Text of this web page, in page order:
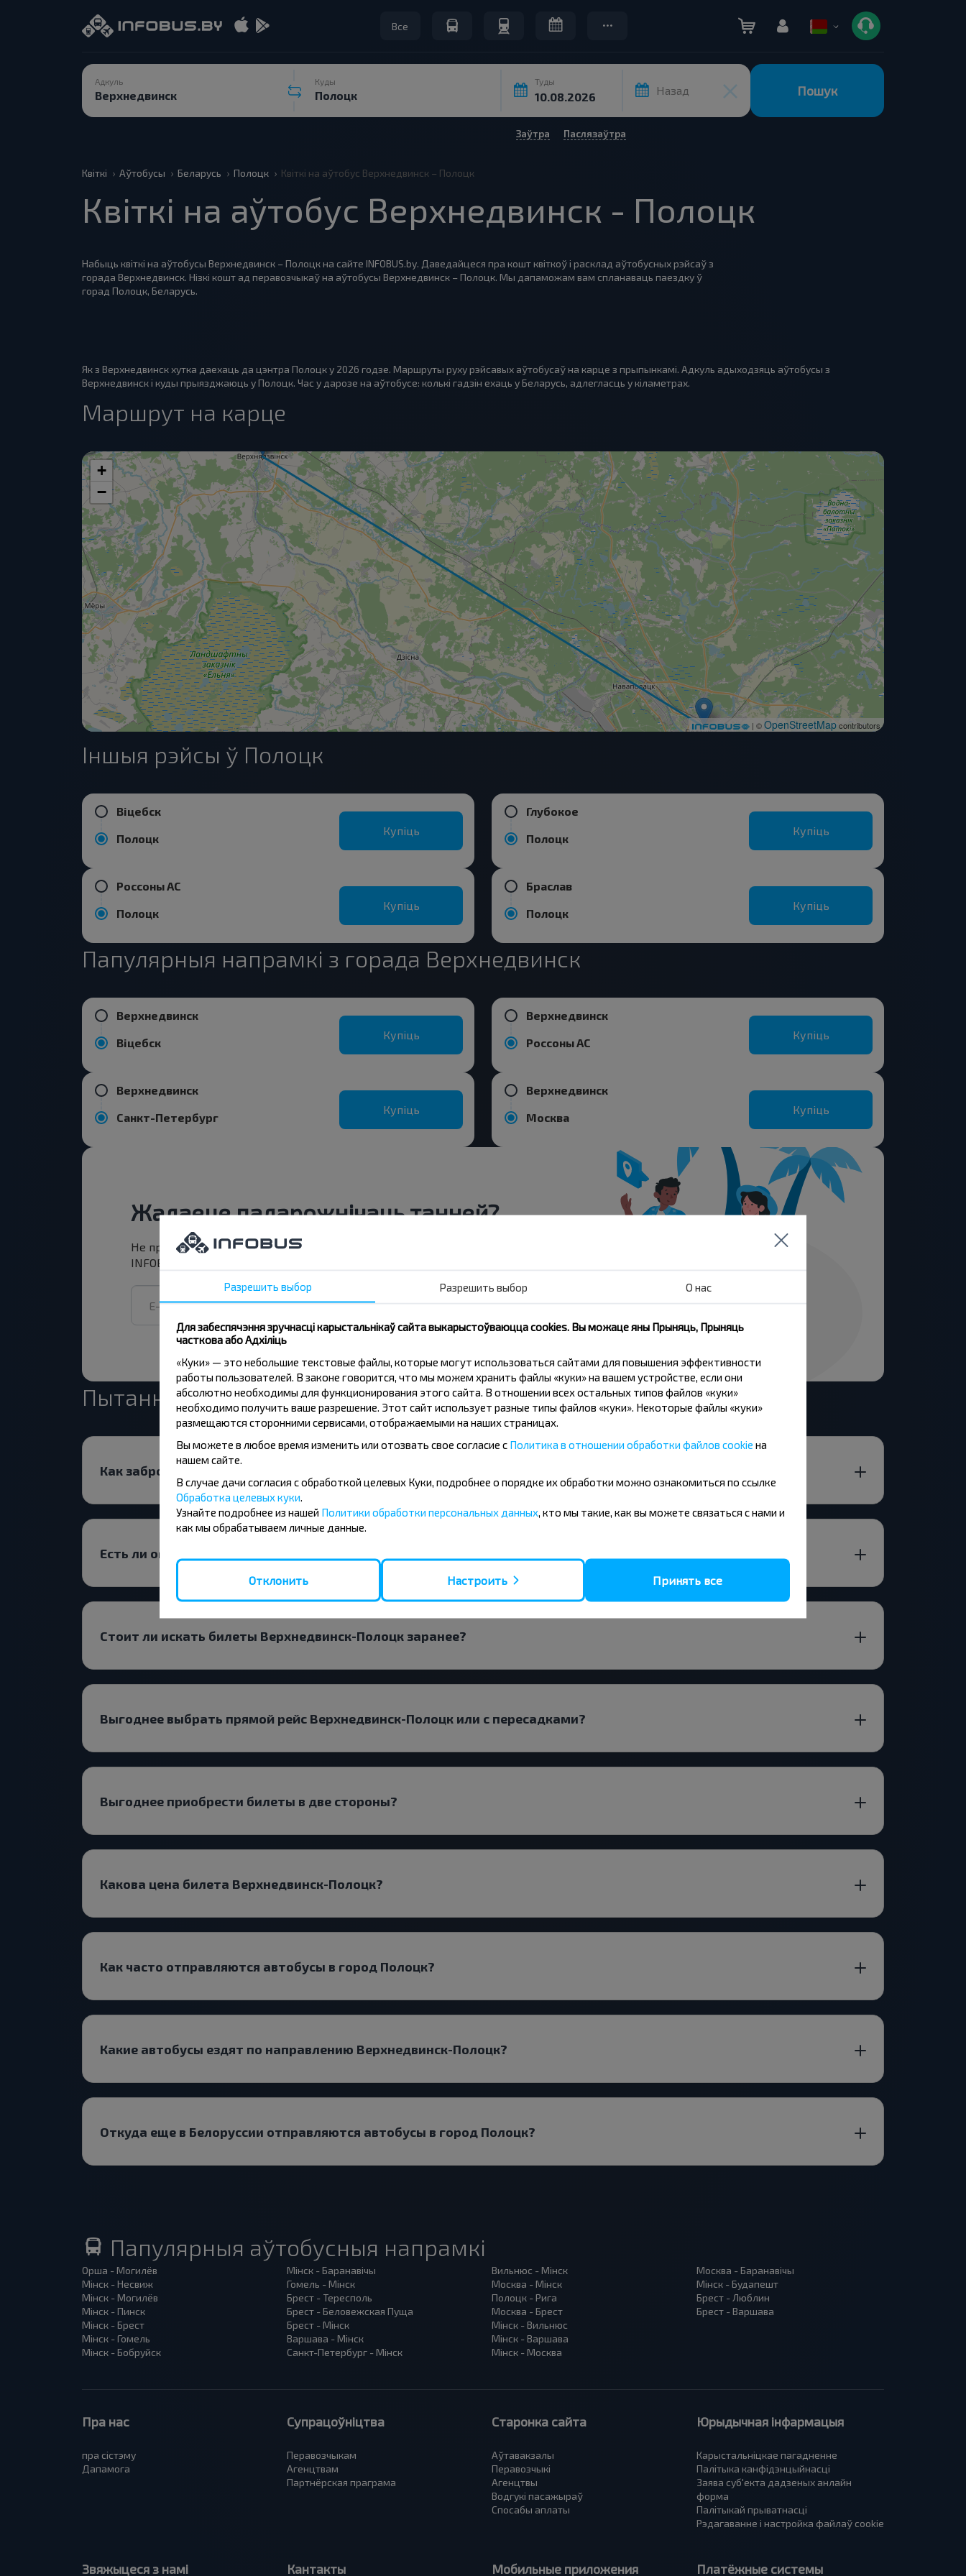
Все
Адкуль Куды Туды
Назад Пошук
Заўтра Паслязаўтра
Квіткі Аўтобусы Беларусь Полоцк Квіткі на аўтобус Верхнедвинск – Полоцк
Квіткі на аўтобус Верхнедвинск - Полоцк
Набыць квіткі на аўтобусы Верхнедвинск – Полоцк на сайте INFOBUS.by. Даведайцеся пра кошт квіткоў і расклад аўтобусных рэйсаў з
горада Верхнедвинск. Нізкі кошт ад перавозчыкаў на аўтобусы Верхнедвинск – Полоцк. Мы дапаможам вам спланаваць паездку ў
горад Полоцк, Беларусь.
Як з Верхнедвинск хутка даехаць да цэнтра Полоцк у 2026 годзе. Маршруты руху рэйсавых аўтобусаў на карце з прыпынкамі. Адкуль адыходзяць аўтобусы з
Верхнедвинск і куды прыязджаюць у Полоцк. Час у дарозе на аўтобусе: колькі гадзін ехаць у Беларусь, адлегласць у кіламетрах.
Маршрут на карце
+
−
| ©OpenStreetMapcontributors
Іншыя рэйсы ў Полоцк
Віцебск
Полоцк
Купіць
Россоны АС
Полоцк
Купіць
Глубокое
Полоцк
Купіць
Браслав
Полоцк
Купіць
Папулярныя напрамкі з горада Верхнедвинск
Верхнедвинск
Віцебск
Купіць
Верхнедвинск
Санкт-Петербург
Купіць
Верхнедвинск
Россоны АС
Купіць
Верхнедвинск
Москва
Купіць
Жадаеце падарожнічаць танней?
Не прапусці спецыяльныя акцыі, зніжкі і іншыя цікавыя прапановы
INFOBUS. Падпішыся на атрыманне навін і падарожнічай з намі танней!
Падпісацц
Пытанне - Адказ
Как забронировать билеты на автобус Верхнедвинск-Полоцк?
Есть ли ограничения на поездки по направлению?
Стоит ли искать билеты Верхнедвинск-Полоцк заранее?
Выгоднее выбрать прямой рейс Верхнедвинск-Полоцк или с пересадками?
Выгоднее приобрести билеты в две стороны?
Какова цена билета Верхнедвинск-Полоцк?
Как часто отправляются автобусы в город Полоцк?
Какие автобусы ездят по направлению Верхнедвинск-Полоцк?
Откуда еще в Белоруссии отправляются автобусы в город Полоцк?
Папулярныя аўтобусныя напрамкі
Орша - Могилёв
Мінск - Несвиж
Мінск - Могилёв
Мінск - Пинск
Мінск - Брест
Мінск - Гомель
Мінск - Бобруйск
Мінск - Баранавiчы
Гомель - Мінск
Брест - Тересполь
Брест - Беловежская Пуща
Брест - Мінск
Варшава - Мінск
Санкт-Петербург - Мінск
Вильнюс - Мінск
Москва - Мінск
Полоцк - Рига
Москва - Брест
Мінск - Вильнюс
Мінск - Варшава
Мінск - Москва
Москва - Баранавiчы
Мінск - Будапешт
Брест - Люблин
Брест - Варшава
Пра нас
пра сiстэму
Дапамога
Супрацоўніцтва
Перавозчыкам
Агенцтвам
Партнёрская праграма
Старонка сайта
Аўтавакзалы
Перавозчыкі
Агенцтвы
Водгукі пасажыраў
Спосабы аплаты
Юрыдычная інфармацыя
Карыстальніцкае пагадненне
Палітыка канфідэнцыйнасці
Заява суб'екта дадзеных анлайн
форма
Палітыкай прыватнасці
Рэдагаванне і настройка файлаў cookie
Звяжыцеся з намі Кантакты Мобильные приложения Платёжные системы
Разрешить выбор Разрешить выбор О нас
Для забеспячэння зручнасці карыстальнікаў сайта выкарыстоўваюцца cookies. Вы можаце яны Прыняць, Прыняць
часткова або Адхіліць
«Куки» — это небольшие текстовые файлы, которые могут использоваться сайтами для повышения эффективности
работы пользователей. В законе говорится, что мы можем хранить файлы «куки» на вашем устройстве, если они
абсолютно необходимы для функционирования этого сайта. В отношении всех остальных типов файлов «куки»
необходимо получить ваше разрешение. Этот сайт использует разные типы файлов «куки». Некоторые файлы «куки»
размещаются сторонними сервисами, отображаемыми на наших страницах.
Вы можете в любое время изменить или отозвать свое согласие с Политика в отношении обработки файлов cookie на
нашем сайте.
В случае дачи согласия с обработкой целевых Куки, подробнее о порядке их обработки можно ознакомиться по ссылке
Обработка целевых куки
Узнайте подробнее из нашей Политики обработки персональных данных , кто мы такие, как вы можете связаться с нами и
как мы обрабатываем личные данные.
Отклонить Настроить Принять все